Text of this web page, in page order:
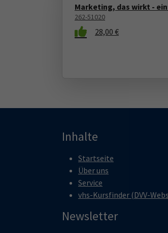
Marketing, das wirkt -
262-51020
28,00 €
Inhalte
Startseite
Über uns
Service
vhs-Kursfinder (DVV-
Newsletter